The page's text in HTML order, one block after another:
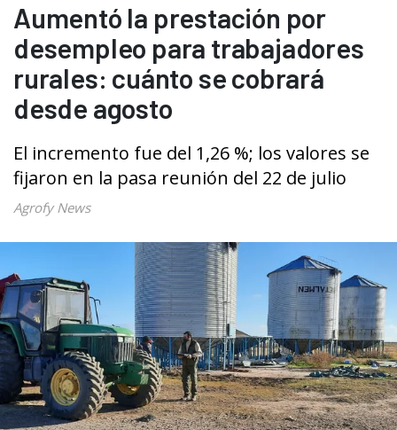
Aumentó la prestación por
desempleo para trabajadores
rurales: cuánto se cobrará
desde agosto
El incremento fue del 1,26 %; los valores se
fijaron en la pasa reunión del 22 de julio
Agrofy News